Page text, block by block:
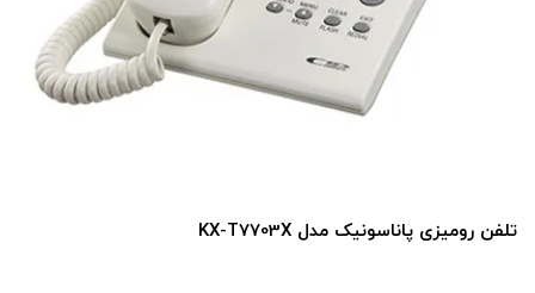
تلفن رومیزی پاناسونیک مدل KX-T7703X